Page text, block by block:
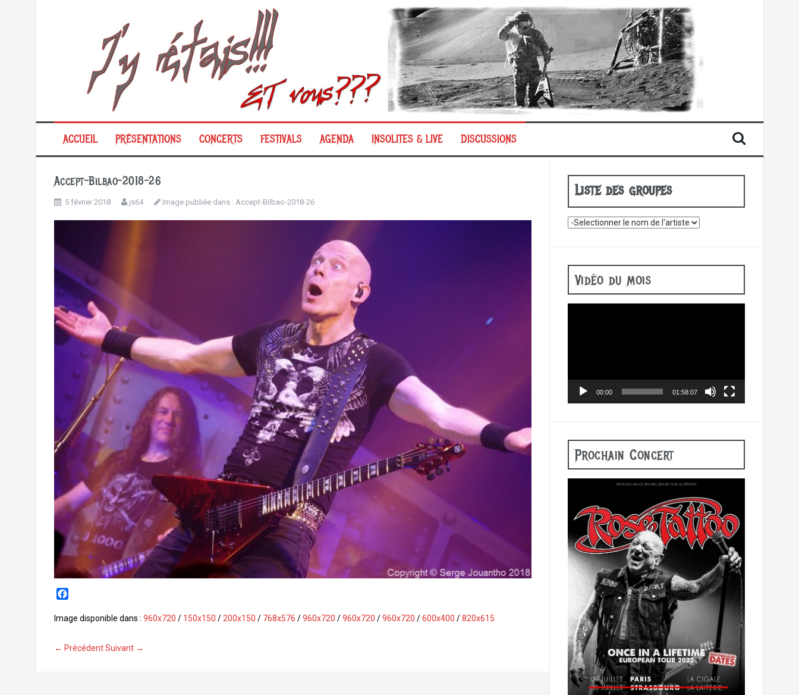
ACCUEIL PRÉSENTATIONS CONCERTS FESTIVALS AGENDA INSOLITES & LIVE DISCUSSIONS
Accept-Bilbao-2018-26
5 février 2018 js64 Image publiée dans : Accept-Bilbao-2018-26
c
o
Image disponible dans : 960x720 / 150x150 /200x150 / 768x576 /960x720 /960x720 /960x720 /600x400 /820x615
← Précédent Suivant →
Liste des groupes
Vidéo du mois
00:00 01:58:07
Prochain Concert